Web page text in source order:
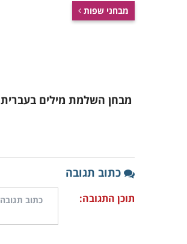
מבחני שפות
מבחן השלמת מילים בעברית
כתוב תגובה
תוכן התגובה: